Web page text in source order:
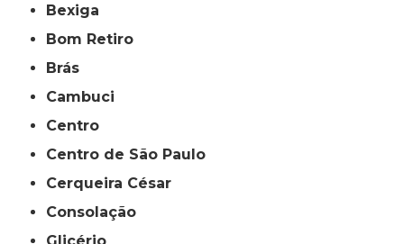
Bexiga
Bom Retiro
Brás
Cambuci
Centro
Centro de São Paulo
Cerqueira César
Consolação
Glicério